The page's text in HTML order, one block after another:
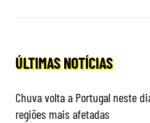
ÚLTIMAS NOTÍCIAS
Chuva volta a Portugal neste
regiões mais afetadas